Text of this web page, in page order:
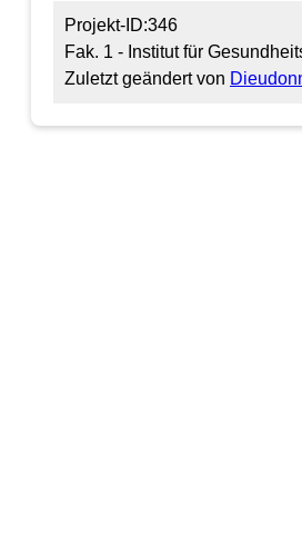
Projekt-ID:346
Fak. 1 - Institut für
Zuletzt geändert von